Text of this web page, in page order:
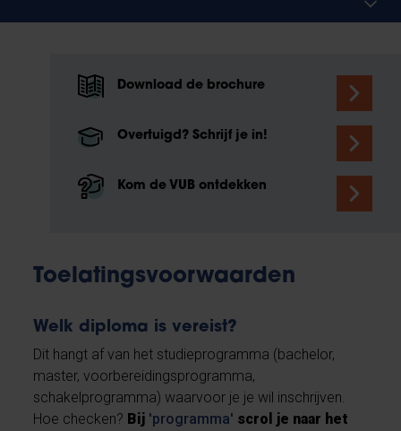
Download de brochure
Overtuigd? Schrijf je in!
Kom de VUB ontdekken
Toelatingsvoorwaarden
Welk diploma is vereist?
Dit hangt af van het studieprogramma (bachelor,
master, voorbereidingsprogramma,
schakelprogramma) waarvoor je je wil inschrijven.
Hoe checken? Bij 'programma' scrol je naar het